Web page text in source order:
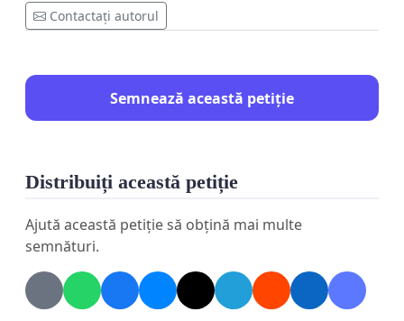
Contactați autorul
Semnează această petiție
Distribuiți această petiție
Ajută această petiție să obțină mai multe
semnături.